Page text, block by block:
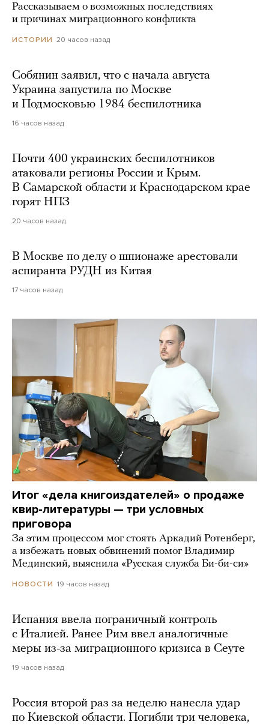
Рассказываем о возможных последствиях
и причинах миграционного конфликта
ИСТОРИИ 20 часов назад
Собянин заявил, что с начала августа
Украина запустила по Москве
и Подмосковью 1984 беспилотника
16 часов назад
Почти 400 украинских беспилотников
атаковали регионы России и Крым.
В Самарской области и Краснодарском крае
горят НПЗ
20 часов назад
В Москве по делу о шпионаже арестовали
аспиранта РУДН из Китая
17 часов назад
Итог «дела книгоиздателей» о продаже
квир-литературы — три условных
приговора
За этим процессом мог стоять Аркадий Ротенберг,
а избежать новых обвинений помог Владимир
Мединский, выяснила «Русская служба Би-би-си»
НОВОСТИ 19 часов назад
Испания ввела пограничный контроль
с Италией. Ранее Рим ввел аналогичные
меры из-за миграционного кризиса в Сеуте
19 часов назад
Россия второй раз за неделю нанесла удар
по Киевской области. Погибли три человека,